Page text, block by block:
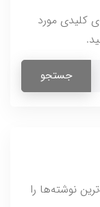
کلیدی مورد
جستجو
نوشته‌ها را